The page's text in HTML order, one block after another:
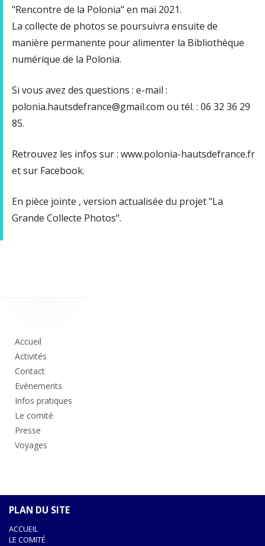
"Rencontre de la Polonia" en mai 2021.
La collecte de photos se poursuivra ensuite de
manière permanente pour alimenter la Bibliothèque
numérique de la Polonia.
Si vous avez des questions : e-mail :
polonia.hautsdefrance@gmail.com ou tél. : 06 32 36 29
85.
Retrouvez les infos sur : www.polonia-hautsdefrance.fr
et sur Facebook.
En pièce jointe , version actualisée du projet "La
Grande Collecte Photos".
principale
Accueil
Activités
Contact
Evènements
Infos pratiques
Le comité
Presse
Voyages
PLAN DU SITE
ACCUEIL
LE COMITÉ